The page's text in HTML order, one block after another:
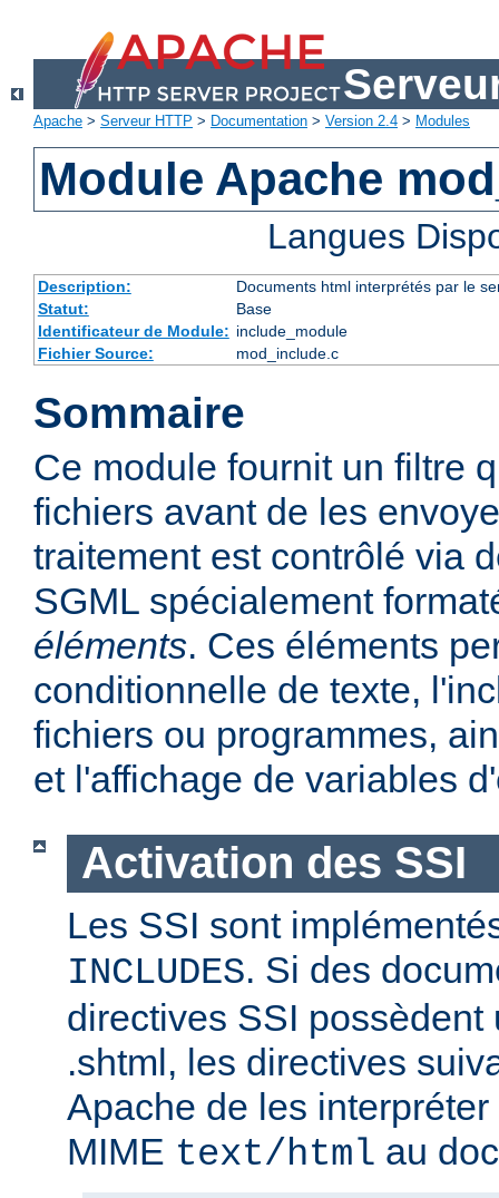
Apache > Serveur HTTP > Documentation > Version 2.4 > Modules
Module Apache
Langues
Description:
Documents html interprétés par le
Statut:
Base
Identificateur de Module: include_module
Fichier Source:
mod_include.c
Sommaire
Ce module fournit un filtre
fichiers avant de les
traitement est contrôlé via
SGML spécialement
éléments. Ces éléments
conditionnelle de texte,
fichiers ou programmes,
et l'affichage de variables
Activation des SSI
Les SSI sont
INCLUDES. Si des
directives SSI possèdent
.shtml, les directives
Apache de les
MIME text/html au